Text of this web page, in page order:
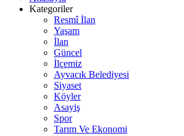
Kategoriler
Resmî İlan
Yaşam
İlan
Güncel
İlçemiz
Ayvacık Belediyesi
Siyaset
Köyler
Asayiş
Spor
Tarım Ve Ekonomi